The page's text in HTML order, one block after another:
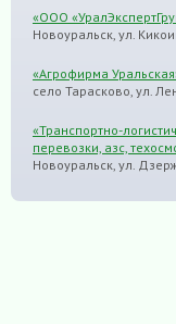
«ООО
Новоуральск, ул.
«Агрофирма
село Тарасково, ул.
«Транспортно-
перевозки, азс,
Новоуральск, ул.